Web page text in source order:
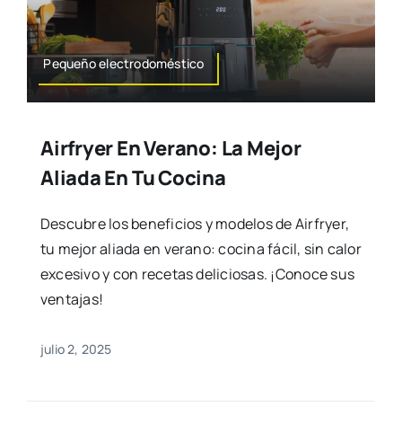
Pequeño electrodoméstico
Airfryer En Verano: La Mejor
Aliada En Tu Cocina
Descubre los beneficios y modelos de Airfryer,
tu mejor aliada en verano: cocina fácil, sin calor
excesivo y con recetas deliciosas. ¡Conoce sus
ventajas!
julio 2, 2025